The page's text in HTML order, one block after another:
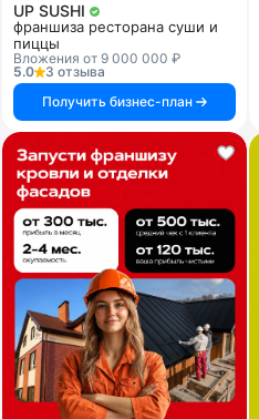
UP SUSHI
франшиза ресторана суши и
пиццы
Вложения от 9 000 000 ₽
5.0
3 отзыва
Получить бизнес-план